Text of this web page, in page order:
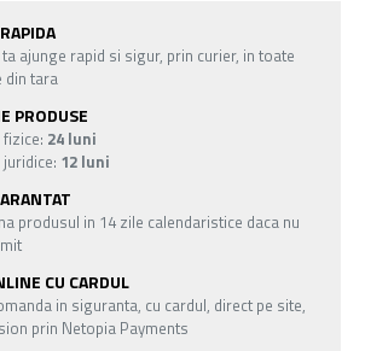
ajunge rapid si sigur, prin curier, in toate
din tara
PRODUSE
24 luni
12 luni
produsul in 14 zile calendaristice daca nu
CU CARDUL
in siguranta, cu cardul, direct pe site,
prin Netopia Payments